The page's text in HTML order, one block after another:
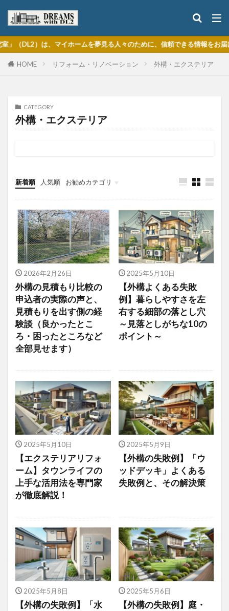
）は、マイホームを夢見る人々のために、信頼できる情報をお届けする
HOME リフォーム・リノベーション 外構・エクステリア
CATEGORY
外構・エクステリア
新着順 人気順 お勧めカテゴリ
注文住宅の基本
住宅の機能・性能
購入・建築プロセス
2026年2月26日
外構の見積もり比較の
申込者の実際の声と、
見積もりを出す側の経
験談（良かったとこ
ろ・困ったところなど
全部見せます）
2025年5月10日
【外構よくある失敗
例】暮らしやすさを左
右する細部の落とし穴
～見落としがちな10の
ポイント～
2025年5月10日
【エクステリアリフォ
ーム】タウンライフの
上手な活用法を専門家
が徹底解説！
2025年5月9日
【外構の失敗例】「ウ
ッドデッキ」よくある
失敗例と、その解決策
2025年5月8日
【外構の失敗例】「水
2025年5月6日
【外構の失敗例】庭・